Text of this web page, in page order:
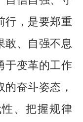
行，是要郑重
敢、自强不息
于变革的工作
奋斗姿态，
、把握规律